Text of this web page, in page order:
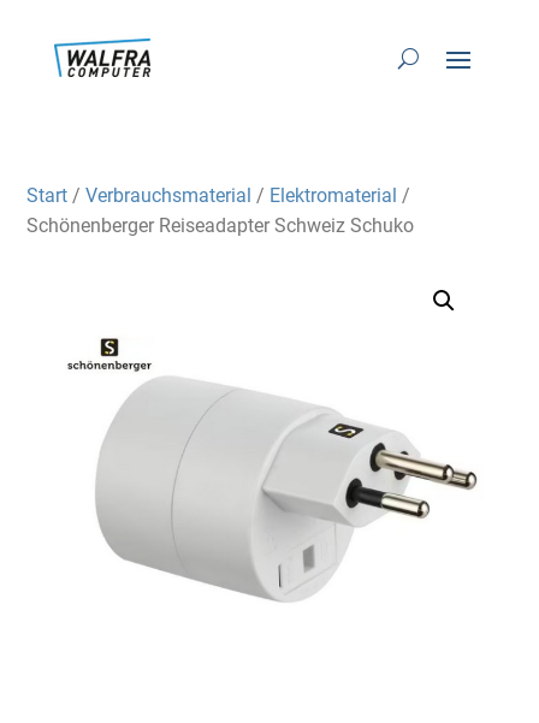
Start /Verbrauchsmaterial / Elektromaterial /
Schönenberger Reiseadapter Schweiz Schuko